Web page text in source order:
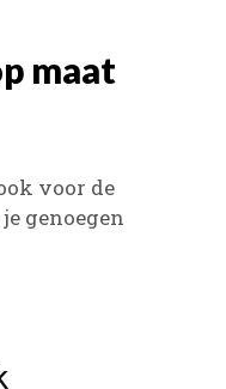
maat
voor de
genoegen